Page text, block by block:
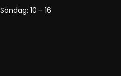
Söndag: 10 - 16